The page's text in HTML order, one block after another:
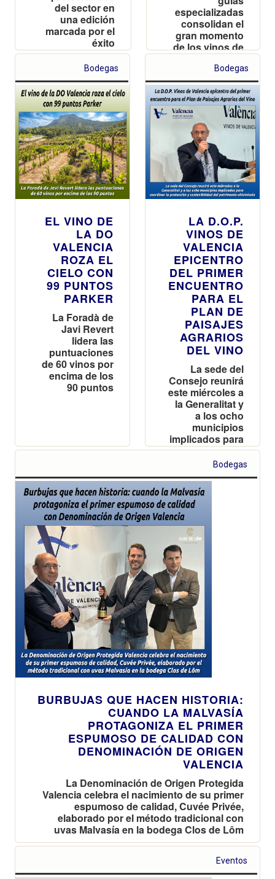
del sector en
una edición
marcada por el
éxito
internacional de
sus marcas y el
estreno de la
campaña 2026-
2027
especializadas
consolidan el
gran momento
de los vinos de
la DO Valencia
Bodegas
EL VINO DE
LA DO
VALENCIA
ROZA EL
CIELO CON
99 PUNTOS
PARKER
La Foradà de
Javi Revert
lidera las
puntuaciones
de 60 vinos por
encima de los
90 puntos
Bodegas
LA D.O.P.
VINOS DE
VALENCIA
EPICENTRO
DEL PRIMER
ENCUENTRO
PARA EL
PLAN DE
PAISAJES
AGRARIOS
DEL VINO
La sede del
Consejo reunirá
este miércoles a
la Generalitat y
a los ocho
municipios
implicados para
coordinar la
protección y
sostenibilidad
del patrimonio
vitivinícola
Bodegas
BURBUJAS QUE HACEN HISTORIA:
CUANDO LA MALVASÍA
PROTAGONIZA EL PRIMER
ESPUMOSO DE CALIDAD CON
DENOMINACIÓN DE ORIGEN
VALENCIA
La Denominación de Origen Protegida
Valencia celebra el nacimiento de su primer
espumoso de calidad, Cuvée Privée,
elaborado por el método tradicional con
uvas Malvasía en la bodega Clos de Lôm
Eventos